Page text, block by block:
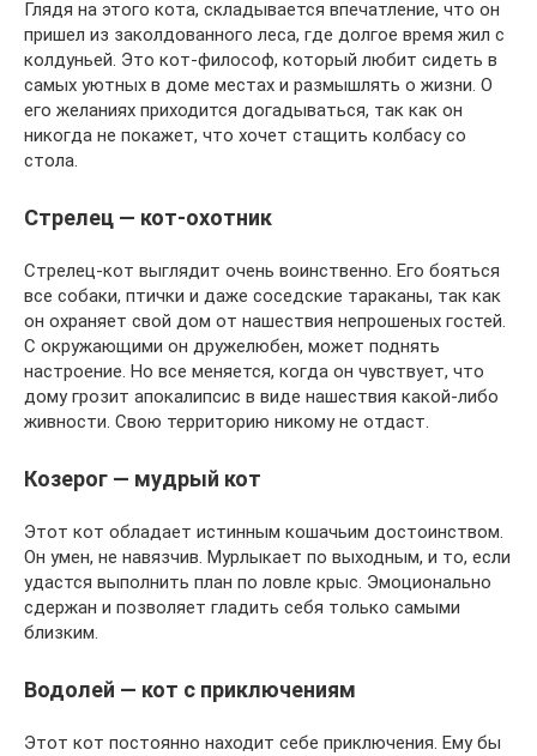
Глядя на этого кота, складывается впечатление, что он
пришел из заколдованного леса, где долгое время жил с
колдуньей. Это кот-философ, который любит сидеть в
самых уютных в доме местах и размышлять о жизни. О
его желаниях приходится догадываться, так как он
никогда не покажет, что хочет стащить колбасу со
стола.
Стрелец — кот-охотник
Стрелец-кот выглядит очень воинственно. Его бояться
все собаки, птички и даже соседские тараканы, так как
он охраняет свой дом от нашествия непрошеных гостей.
С окружающими он дружелюбен, может поднять
настроение. Но все меняется, когда он чувствует, что
дому грозит апокалипсис в виде нашествия какой-либо
живности. Свою территорию никому не отдаст.
Козерог — мудрый кот
Этот кот обладает истинным кошачьим достоинством.
Он умен, не навязчив. Мурлыкает по выходным, и то, если
удастся выполнить план по ловле крыс. Эмоционально
сдержан и позволяет гладить себя только самыми
близким.
Водолей — кот с приключениям
Этот кот постоянно находит себе приключения. Ему бы